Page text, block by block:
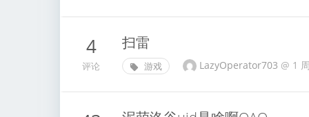
4
评论
扫雷
游戏 LazyOperator703 @ 1